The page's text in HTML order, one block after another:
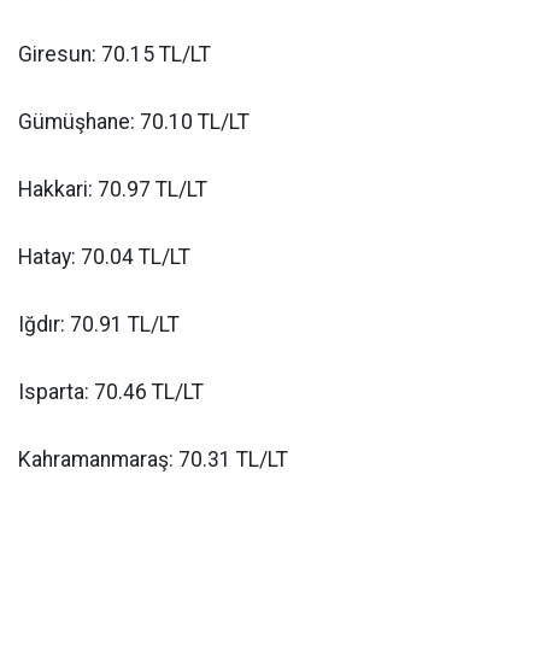
Giresun: 70.15 TL/LT
Gümüşhane: 70.10 TL/LT
Hakkari: 70.97 TL/LT
Hatay: 70.04 TL/LT
Iğdır: 70.91 TL/LT
Isparta: 70.46 TL/LT
Kahramanmaraş: 70.31 TL/LT